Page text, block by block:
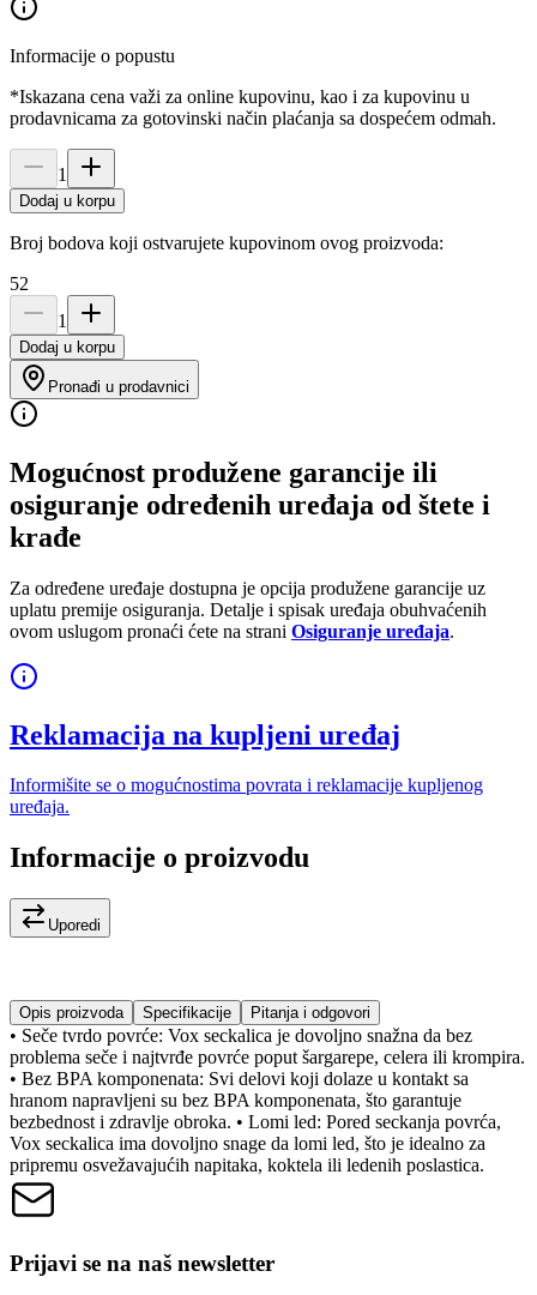
Informacije o popustu
*Iskazana cena važi za online kupovinu, kao i za kupovinu u
prodavnicama za gotovinski način plaćanja sa dospećem odmah.
1
Dodaj u korpu
Broj bodova koji ostvarujete kupovinom ovog proizvoda:
52
1
Dodaj u korpu
Pronađi u prodavnici
Mogućnost produžene garancije ili
osiguranje određenih uređaja od štete i
krađe
Za određene uređaje dostupna je opcija produžene garancije uz
uplatu premije osiguranja. Detalje i spisak uređaja obuhvaćenih
ovom uslugom pronaći ćete na strani Osiguranje uređaja.
Reklamacija na kupljeni uređaj
Informišite se o mogućnostima povrata i reklamacije kupljenog
uređaja.
Informacije o proizvodu
Uporedi
Opis proizvoda Specifikacije Pitanja i odgovori
• Seče tvrdo povrće: Vox seckalica je dovoljno snažna da bez
problema seče i najtvrđe povrće poput šargarepe, celera ili krompira.
• Bez BPA komponenata: Svi delovi koji dolaze u kontakt sa
hranom napravljeni su bez BPA komponenata, što garantuje
bezbednost i zdravlje obroka. • Lomi led: Pored seckanja povrća,
Vox seckalica ima dovoljno snage da lomi led, što je idealno za
pripremu osvežavajućih napitaka, koktela ili ledenih poslastica.
Prijavi se na naš newsletter